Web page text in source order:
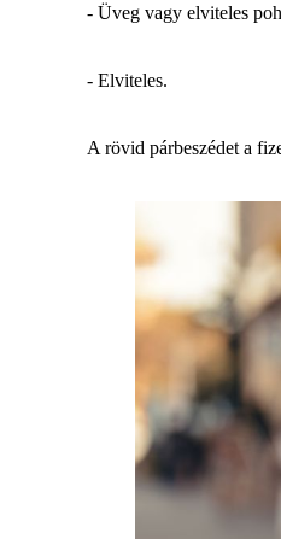
- Üveg vagy elviteles
- Elviteles.
A rövid párbeszédet a